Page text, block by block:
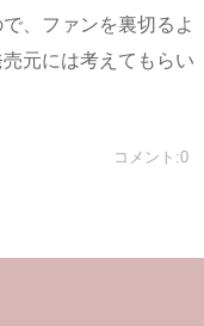
、ファンを裏切るよ
元には考えてもらい
コメント:0